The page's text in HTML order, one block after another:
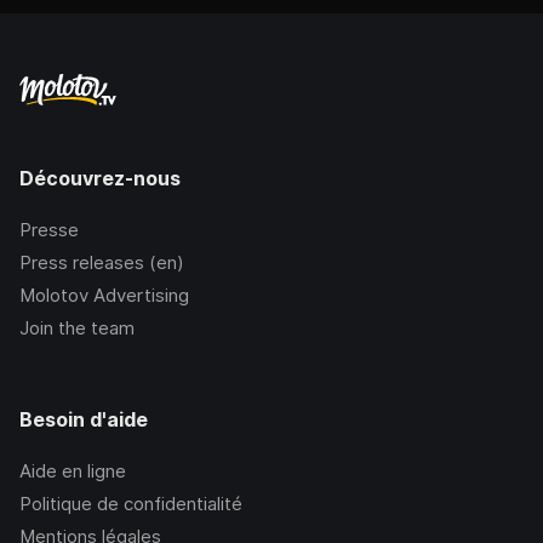
Découvrez-nous
Presse
Press releases (en)
Molotov Advertising
Join the team
Besoin d'aide
Aide en ligne
Politique de confidentialité
Mentions légales